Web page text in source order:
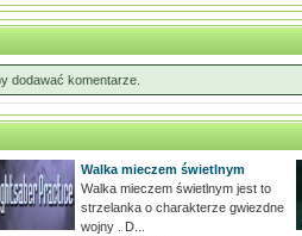
dodawać komentarze.
Walka mieczem świetlnym
Walka mieczem świetlnym jest to
strzelanka o charakterze gwiezdne
wojny . D...